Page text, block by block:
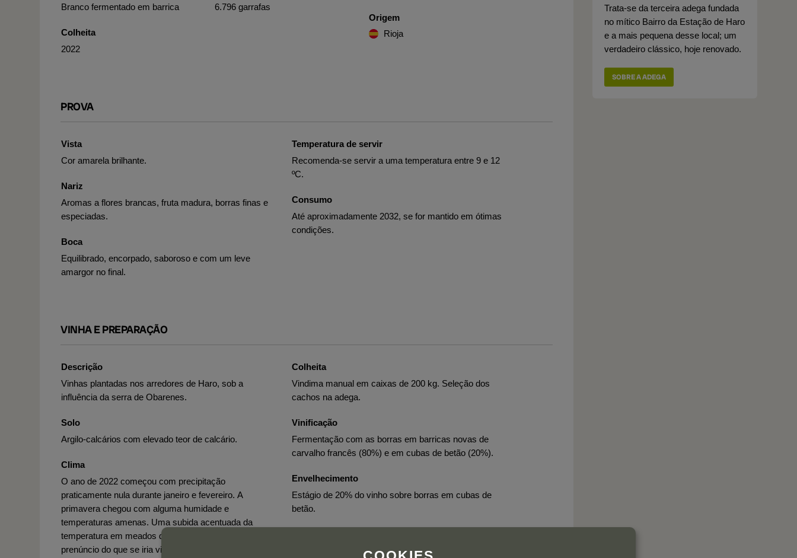
Branco fermentado em barrica
Colheita
2022
6.796 garrafas
Origem
Rioja
PROVA
Vista
Cor amarela brilhante.
Nariz
Aromas a flores brancas, fruta madura, borras finas e
especiadas.
Boca
Equilibrado, encorpado, saboroso e com um leve
amargor no final.
Temperatura de servir
Recomenda-se servir a uma temperatura entre 9 e 12
ºC.
Consumo
Até aproximadamente 2032, se for mantido em ótimas
condições.
VINHA E PREPARAÇÃO
Descrição
Vinhas plantadas nos arredores de Haro, sob a
influência da serra de Obarenes.
Solo
Argilo-calcários com elevado teor de calcário.
Clima
O ano de 2022 começou com precipitação
praticamente nula durante janeiro e fevereiro. A
primavera chegou com alguma humidade e
temperaturas amenas. Uma subida acentuada da
temperatura em meados de abril viria a ser um tímido
prenúncio do que se iria viver em maio, que foi um
Colheita
Vindima manual em caixas de 200 kg. Seleção dos
cachos na adega.
Vinificação
Fermentação com as borras em barricas novas de
carvalho francês (80%) e em cubas de betão (20%).
Envelhecimento
Estágio de 20% do vinho sobre borras em cubas de
betão.
Setembro de 2023.
Trata-se da terceira adega fundada
no mítico Bairro da Estação de Haro
e a mais pequena desse local; um
verdadeiro clássico, hoje renovado.
SOBRE A ADEGA